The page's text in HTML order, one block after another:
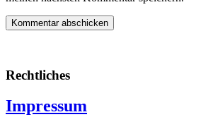
Rechtliches
Impressum